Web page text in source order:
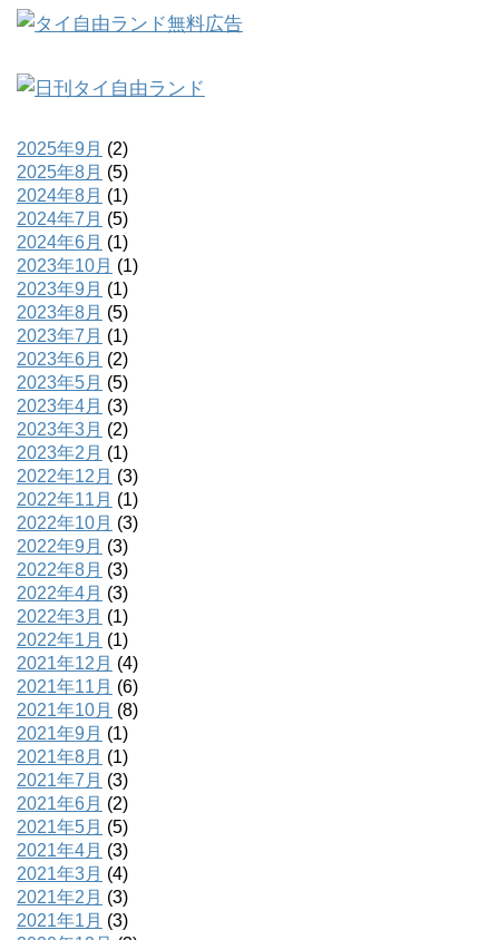
2025年9月 (2)
2025年8月 (5)
2024年8月 (1)
2024年7月 (5)
2024年6月 (1)
2023年10月 (1)
2023年9月 (1)
2023年8月 (5)
2023年7月 (1)
2023年6月 (2)
2023年5月 (5)
2023年4月 (3)
2023年3月 (2)
2023年2月 (1)
2022年12月 (3)
2022年11月 (1)
2022年10月 (3)
2022年9月 (3)
2022年8月 (3)
2022年4月 (3)
2022年3月 (1)
2022年1月 (1)
2021年12月 (4)
2021年11月 (6)
2021年10月 (8)
2021年9月 (1)
2021年8月 (1)
2021年7月 (3)
2021年6月 (2)
2021年5月 (5)
2021年4月 (3)
2021年3月 (4)
2021年2月 (3)
2021年1月 (3)